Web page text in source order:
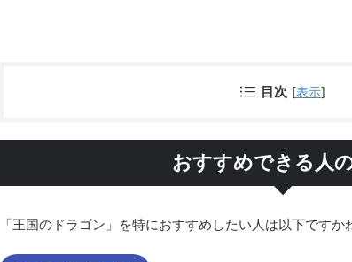
目次 [表示]
おすすめできる人
「王国のドラゴン」を特におすすめしたい人は以下ですか